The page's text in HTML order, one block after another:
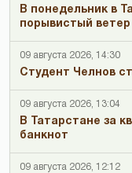
В понедельник в
порывистый ветер
09 августа 2026, 14:30
Студент Челнов
09 августа 2026, 13:04
В Татарстане за
банкнот
09 августа 2026, 12:12